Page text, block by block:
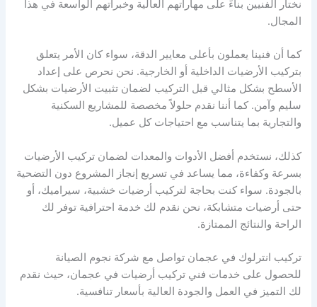
نختار الفنيين بناءً على مهاراتهم العالية وخبراتهم الواسعة في هذا
المجال.
كما أن فنينا يعملون بأعلى معايير الدقة، سواء كان الأمر يتعلق
بتركيب الأرضيات الداخلية أو الخارجية. نحن نحرص على إعداد
الأسطح بشكل مثالي قبل التركيب لضمان تثبيت الأرضيات بشكل
سليم وآمن. كما أننا نقدم حلولاً مخصصة للمشاريع السكنية
والتجارية بما يتناسب مع احتياجات كل عميل.
كذلك، نستخدم أفضل الأدوات والمعدات لضمان تركيب الأرضيات
بسرعة وكفاءة، مما يساعد في تسريع إنجاز المشروع دون التضحية
بالجودة. سواء كنت بحاجة لتركيب أرضيات خشبية، سيراميك، أو
حتى أرضيات متشابكة، نحن نقدم لك خدمة احترافية توفر لك
الراحة والنتائج الممتازة.
تركيب انترلوك في عجمان تواصل مع شركة نجوم الصيانة
للحصول على خدمات فني تركيب أرضيات في عجمان، حيث نقدم
لك التميز في العمل والجودة العالية بأسعار تنافسية.